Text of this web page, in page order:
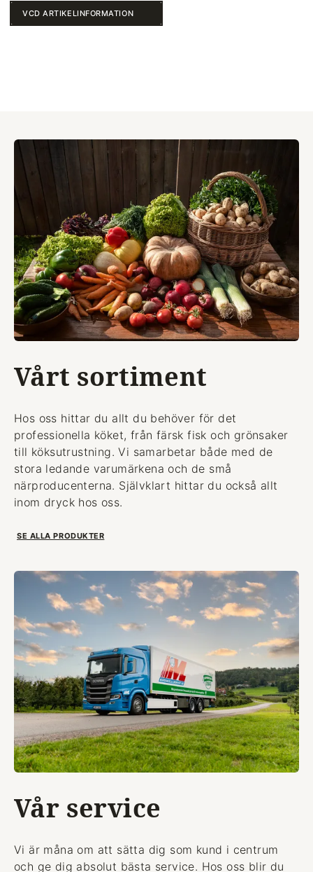
VCD ARTIKELINFORMATION
Vårt sortiment
Hos oss hittar du allt du behöver för det
professionella köket, från färsk fisk och grönsaker
till köksutrustning. Vi samarbetar både med de
stora ledande varumärkena och de små
närproducenterna. Självklart hittar du också allt
inom dryck hos oss.
SE ALLA PRODUKTER
Vår service
Vi är måna om att sätta dig som kund i centrum
och ge dig absolut bästa service. Hos oss blir du